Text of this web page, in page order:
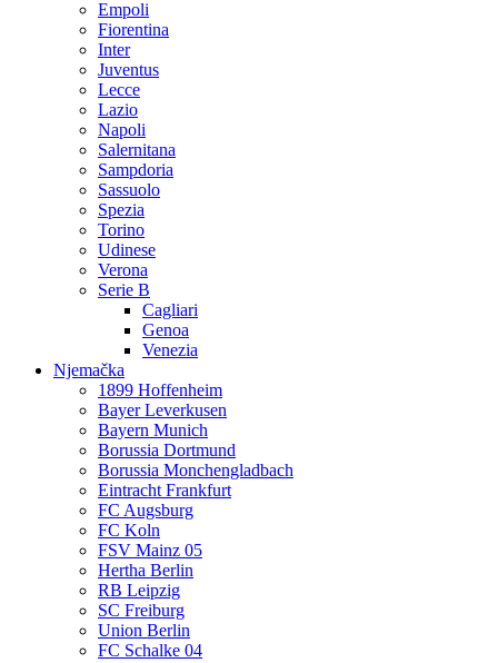
Empoli
Fiorentina
Inter
Juventus
Lecce
Lazio
Napoli
Salernitana
Sampdoria
Sassuolo
Spezia
Torino
Udinese
Verona
Serie B
Cagliari
Genoa
Venezia
Njemačka
1899 Hoffenheim
Bayer Leverkusen
Bayern Munich
Borussia Dortmund
Borussia Monchengladbach
Eintracht Frankfurt
FC Augsburg
FC Koln
FSV Mainz 05
Hertha Berlin
RB Leipzig
SC Freiburg
Union Berlin
FC Schalke 04